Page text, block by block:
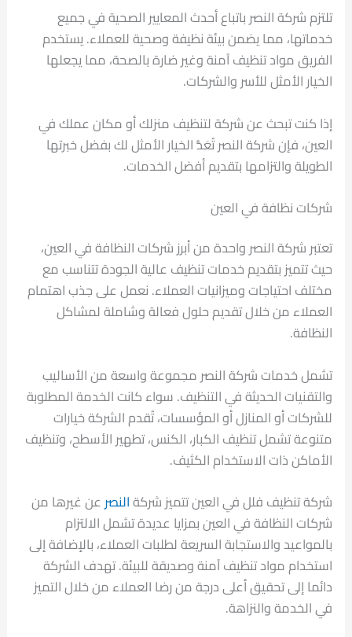
تلتزم شركة النصر باتباع أحدث المعايير الصحية في جميع
خدماتها، مما يضمن بيئة نظيفة وصحية للعملاء. يستخدم
الفريق مواد تنظيف آمنة وغير ضارة بالصحة، مما يجعلها
الخيار الأمثل للأسر والشركات.
إذا كنت تبحث عن شركة لتنظيف منزلك أو مكان عملك في
العين، فإن شركة النصر تُعَدُّ الخيار الأمثل لك بفضل خبرتها
الطويلة والتزامها بتقديم أفضل الخدمات.
شركات نظافة في العين
تعتبر شركة النصر واحدة من أبرز شركات النظافة في العين،
حيث تتميز بتقديم خدمات تنظيف عالية الجودة تتناسب مع
مختلف احتياجات وميزانيات العملاء. نعمل على جذب اهتمام
العملاء من خلال تقديم حلول فعالة وشاملة لمشاكل
النظافة.
تشمل خدمات شركة النصر مجموعة واسعة من الأساليب
والتقنيات الحديثة في التنظيف. سواء كانت الخدمة المطلوبة
للشركات أو المنازل أو المؤسسات، تُقدم الشركة خيارات
متنوعة تشمل تنظيف الكبار، الكنس، تطهير الأسطح، وتنظيف
الأماكن ذات الاستخدام الكثيف.
شركة تنظيف فلل في العين تتميز شركةالنصر عن غيرها من
شركات النظافة في العين بمزايا عديدة تشمل الالتزام
بالمواعيد والاستجابة السريعة لطلبات العملاء، بالإضافة إلى
استخدام مواد تنظيف آمنة وصديقة للبيئة. تهدف الشركة
دائما إلى تحقيق أعلى درجة من رضا العملاء من خلال التميز
في الخدمة والنزاهة.